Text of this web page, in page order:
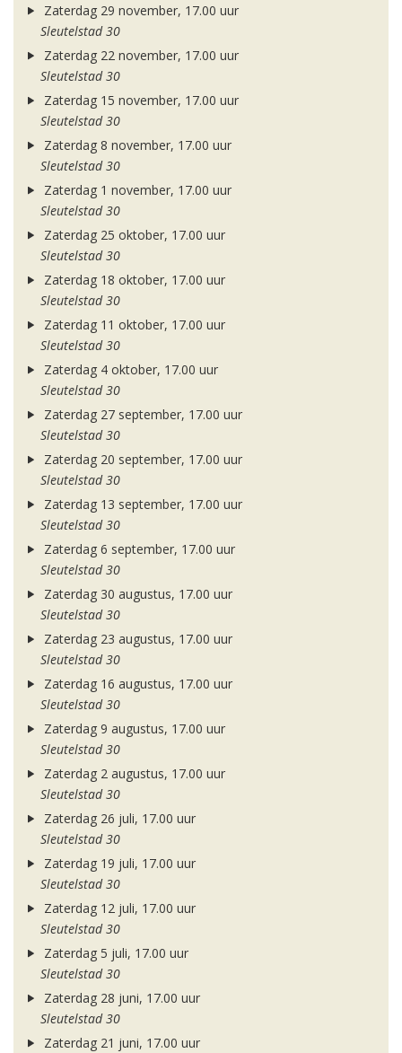
Zaterdag 29 november, 17.00 uur
Sleutelstad 30
Zaterdag 22 november, 17.00 uur
Sleutelstad 30
Zaterdag 15 november, 17.00 uur
Sleutelstad 30
Zaterdag 8 november, 17.00 uur
Sleutelstad 30
Zaterdag 1 november, 17.00 uur
Sleutelstad 30
Zaterdag 25 oktober, 17.00 uur
Sleutelstad 30
Zaterdag 18 oktober, 17.00 uur
Sleutelstad 30
Zaterdag 11 oktober, 17.00 uur
Sleutelstad 30
Zaterdag 4 oktober, 17.00 uur
Sleutelstad 30
Zaterdag 27 september, 17.00 uur
Sleutelstad 30
Zaterdag 20 september, 17.00 uur
Sleutelstad 30
Zaterdag 13 september, 17.00 uur
Sleutelstad 30
Zaterdag 6 september, 17.00 uur
Sleutelstad 30
Zaterdag 30 augustus, 17.00 uur
Sleutelstad 30
Zaterdag 23 augustus, 17.00 uur
Sleutelstad 30
Zaterdag 16 augustus, 17.00 uur
Sleutelstad 30
Zaterdag 9 augustus, 17.00 uur
Sleutelstad 30
Zaterdag 2 augustus, 17.00 uur
Sleutelstad 30
Zaterdag 26 juli, 17.00 uur
Sleutelstad 30
Zaterdag 19 juli, 17.00 uur
Sleutelstad 30
Zaterdag 12 juli, 17.00 uur
Sleutelstad 30
Zaterdag 5 juli, 17.00 uur
Sleutelstad 30
Zaterdag 28 juni, 17.00 uur
Sleutelstad 30
Zaterdag 21 juni, 17.00 uur